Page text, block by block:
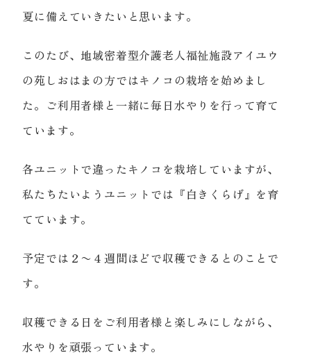
夏に備えていきたいと思います。
このたび、地域密着型介護老人福祉施設アイユウ
の苑しおはまの方ではキノコの栽培を始めまし
た。ご利用者様と一緒に毎日水やりを行って育て
ています。
各ユニットで違ったキノコを栽培していますが、
私たちたいようユニットでは『白きくらげ』を育
てています。
予定では２〜４週間ほどで収穫できるとのことで
す。
収穫できる日をご利用者様と楽しみにしながら、
水やりを頑張っています。